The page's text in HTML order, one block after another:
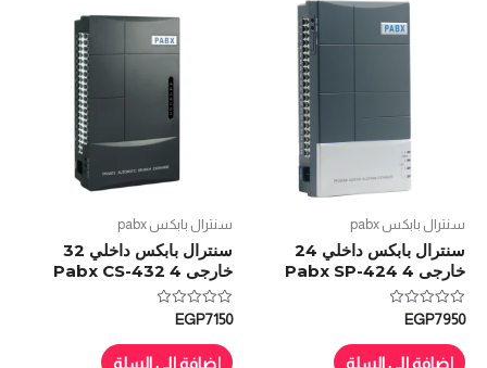
سنترال بابكس pabx
سنترال بابكس داخلي 24
خارجى 4 Pabx SP-424
تم
التقييم
من
EGP7950
إضافة إلى السلة
سنترال بابكس pabx
سنترال بابكس داخلي 32
خارجى 4 Pabx CS-432
تم
التقييم
من
EGP7150
إضافة إلى السلة